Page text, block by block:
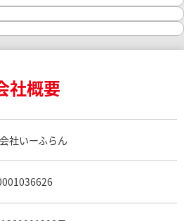
格一覧
取
買取
取
ス買取
ン買取
取
社概要
社いーふらん